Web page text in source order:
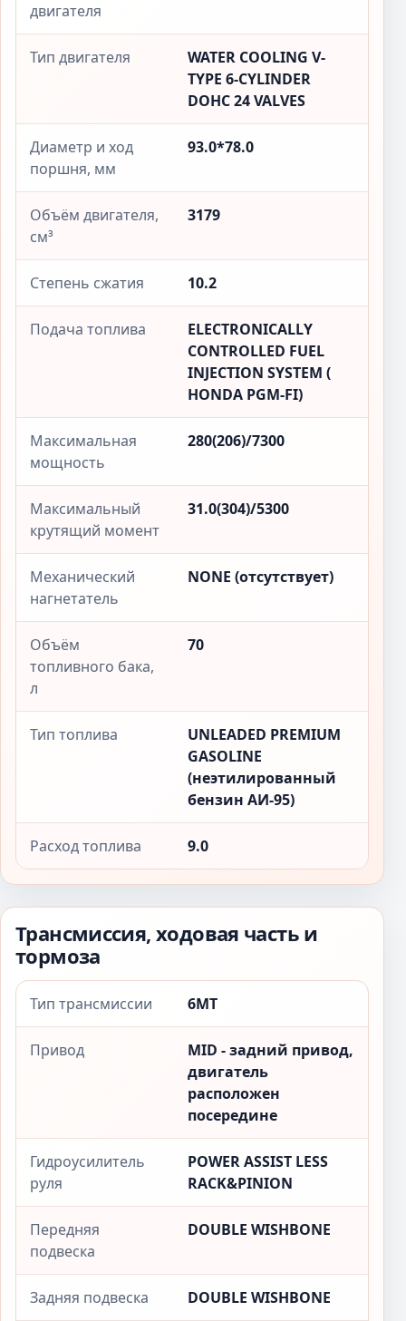
двигателя
Тип двигателя
WATER COOLING V-
TYPE 6-CYLINDER
DOHC 24 VALVES
Диаметр и ход
поршня, мм
93.0*78.0
Объём двигателя,
см³
3179
Степень сжатия 10.2
Подача топлива
ELECTRONICALLY
CONTROLLED FUEL
INJECTION SYSTEM (
HONDA PGM-FI)
Максимальная
мощность
280(206)/7300
Максимальный
крутящий момент
31.0(304)/5300
Механический
нагнетатель
NONE (отсутствует)
Объём
топливного бака,
л
70
Тип топлива
UNLEADED PREMIUM
GASOLINE
(неэтилированный
бензин АИ-95)
Расход топлива 9.0
Трансмиссия, ходовая часть и
тормоза
Тип трансмиссии 6MT
Привод
MID - задний привод,
двигатель
расположен
посередине
Гидроусилитель
руля
POWER ASSIST LESS
RACK&PINION
Передняя
подвеска
DOUBLE WISHBONE
Задняя подвеска DOUBLE WISHBONE